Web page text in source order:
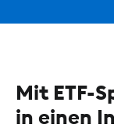
Mit ETF-
in einen